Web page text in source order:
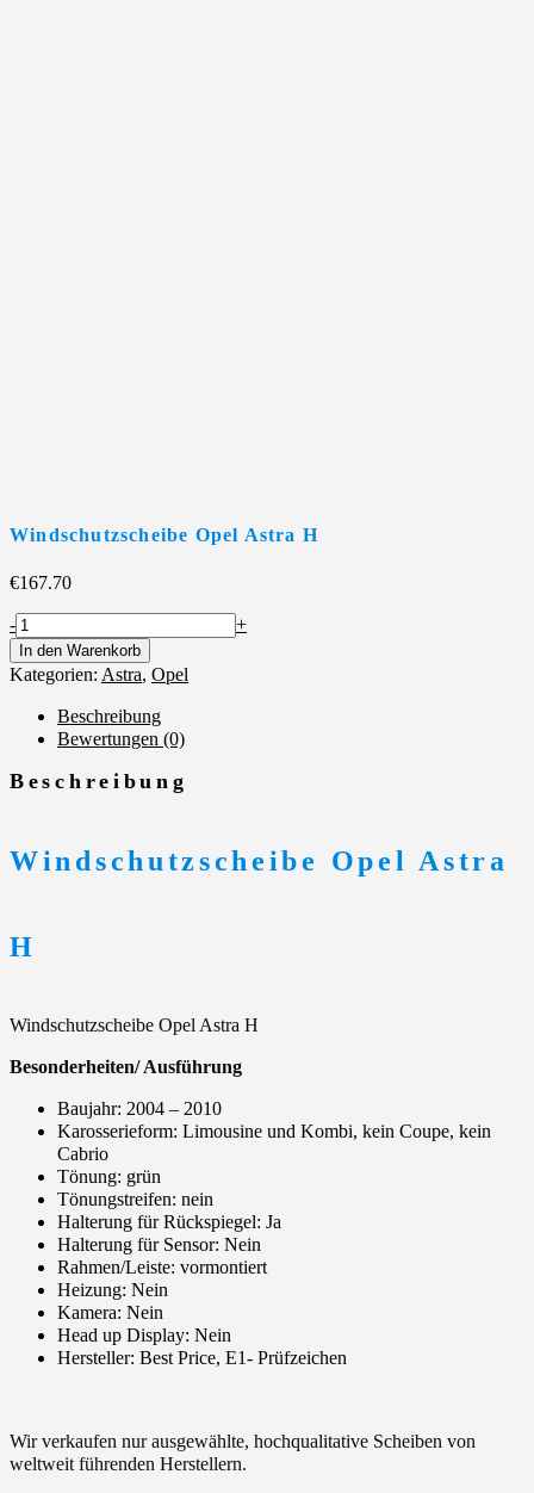
Windschutzscheibe Opel Astra H
€167.70
Windschutzscheibe
Opel
Astra
Menge
- +
In den Warenkorb
Kategorien: Astra, Opel
Beschreibung
Bewertungen (0)
Beschreibung
Windschutzscheibe Opel Astra
H
Windschutzscheibe Opel Astra H
Besonderheiten/ Ausführung
Baujahr: 2004 – 2010
Karosserieform: Limousine und Kombi, kein Coupe, kein
Cabrio
Tönung: grün
Tönungstreifen: nein
Halterung für Rückspiegel: Ja
Halterung für Sensor: Nein
Rahmen/Leiste: vormontiert
Heizung: Nein
Kamera: Nein
Head up Display: Nein
Hersteller: Best Price, E1- Prüfzeichen
Wir verkaufen nur ausgewählte, hochqualitative Scheiben von
weltweit führenden Herstellern.